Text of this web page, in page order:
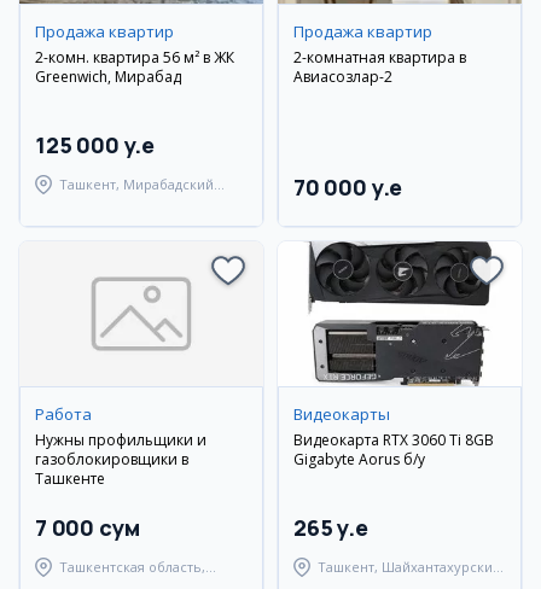
Продажа квартир
2-комн. квартира 56 м² в ЖК
Greenwich, Мирабад
125 000 y.e
Ташкент, Мирабадский
Продажа квартир
2-комнатная квартира в
Авиасозлар-2
70 000 y.e
Работа
Нужны профильщики и
газоблокировщики в
Ташкенте
7 000 сум
Ташкентская область,
Видеокарты
Видеокарта RTX 3060 Ti 8GB
Gigabyte Aorus б/у
265 y.e
Ташкент, Шайхантахурский